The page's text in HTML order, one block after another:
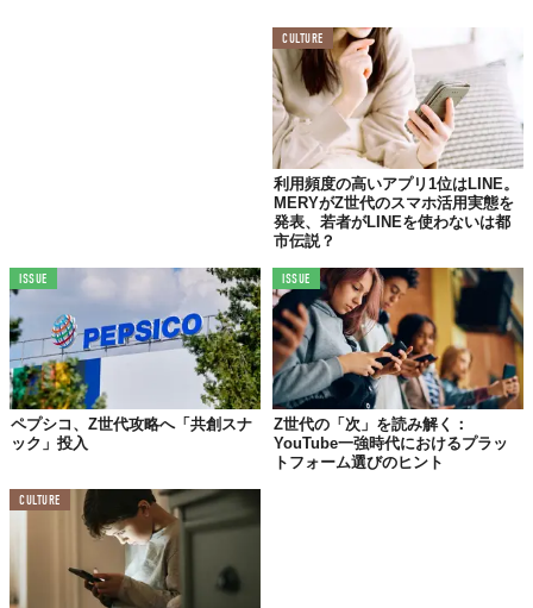
主要なニュース提供プラットフォームとなっている。
・TikTokは特にZ世代に人気で、Googleの検索エンジンに代わって利用される傾向
・これらのSNSの利用傾向の変化はメディア業界に影響を与え、情報の信頼性や配
信速度に対するユーザーの期待が変化する可能性がある。
『Pew Research Center』は、米国の成人を対象に、ニュースを
受け取るために定期的に利用しているSNSに関する調査を実施。
以下はその割合をランキング形式で示したものだ。
1位 Facebook（30％）
2位 YouTube（26％）
3位 Instagram（16％）
4位 TikTok（14％）
5位 X（12%）
Snapchat（4%）、WhatsApp（3%）、Twitch（1%）が続く結果
となった。
上位2位にはFacebookとYouTubeがランクイン。これらは全体の
ニュース消費の約56％を占めており、いずれも主要なニュース提
CULTURE
利用頻度の高いアプリ1位はLINE。
MERYがZ世代のスマホ活用実態を
発表、若者がLINEを使わないは都
市伝説？
ISSUE
ペプシコ、Z世代攻略へ「共創スナ
ック」投入
ISSUE
Z世代の「次」を読み解く：
YouTube一強時代におけるプラッ
トフォーム選びのヒント
CULTURE